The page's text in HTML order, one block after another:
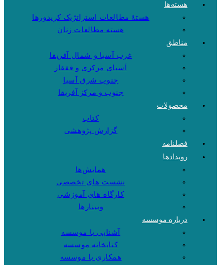
هسته‌ها
هستهٔ مطالعات استراتژیک کریدورها
هسته مطالعات زنان
مناطق
غرب آسیا و شمال آفریقا
آسیای مرکزی و قفقاز
جنوب شرق آسیا
جنوب و مرکز آفریقا
محصولات
کتاب
گزارش پژوهشی
فصلنامه
رویدادها
همایش‌ها
نشست های تخصصی
کارگاه های آموزشی
وبینارها
درباره موسسه
آشنایی با موسسه
کتابخانه موسسه
همکاری با موسسه